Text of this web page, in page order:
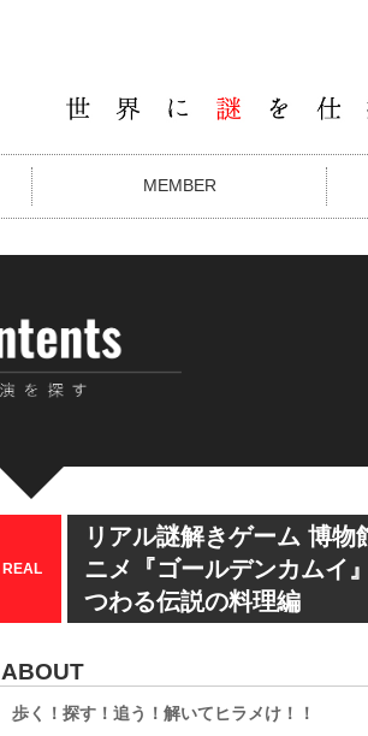
MEMBER
REAL
リアル謎解きゲーム 博物
ニメ『ゴールデンカムイ
つわる伝説の料理編
ABOUT
歩く！探す！追う！解いてヒラメけ！！